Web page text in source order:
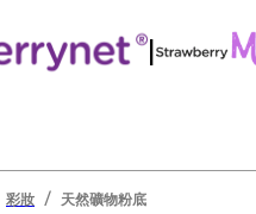
|
彩妝 / 天然礦物粉底